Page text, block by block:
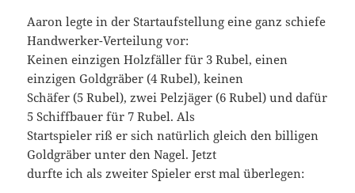
Aaron legte in der Startaufstellung eine ganz schiefe
Handwerker-Verteilung vor:
Keinen einzigen Holzfäller für 3 Rubel, einen
einzigen Goldgräber (4 Rubel), keinen
Schäfer (5 Rubel), zwei Pelzjäger (6 Rubel) und dafür
5 Schiffbauer für 7 Rubel. Als
Startspieler riß er sich natürlich gleich den billigen
Goldgräber unter den Nagel. Jetzt
durfte ich als zweiter Spieler erst mal überlegen: